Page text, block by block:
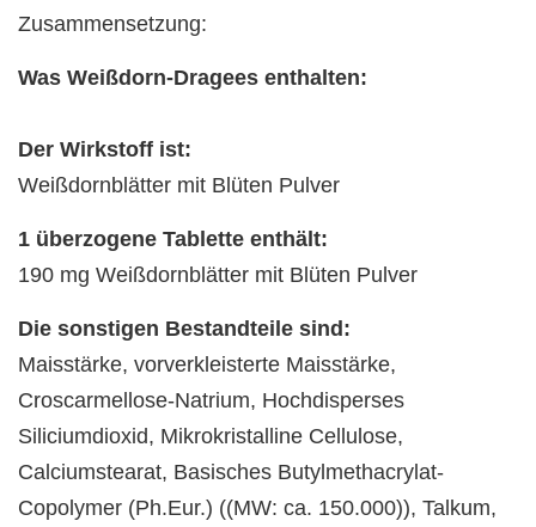
Zusammensetzung:
Was Weißdorn-Dragees enthalten:
Der Wirkstoff ist:
Weißdornblätter mit Blüten Pulver
1 überzogene Tablette enthält:
190 mg Weißdornblätter mit Blüten Pulver
Die sonstigen Bestandteile sind:
Maisstärke, vorverkleisterte Maisstärke,
Croscarmellose-Natrium, Hochdisperses
Siliciumdioxid, Mikrokristalline Cellulose,
Calciumstearat, Basisches Butylmethacrylat-
Copolymer (Ph.Eur.) ((MW: ca. 150.000)), Talkum,